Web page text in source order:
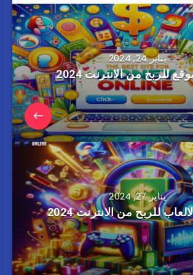
يناير 24, 2024
للربح من الانترنت 2024
يناير 27, 2024
للربح من الانترنت 2024